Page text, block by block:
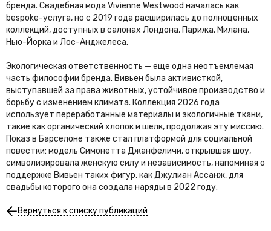
бренда. Свадебная мода Vivienne Westwood началась как
bespoke-услуга, но с 2019 года расширилась до полноценных
коллекций, доступных в салонах Лондона, Парижа, Милана,
Нью-Йорка и Лос-Анджелеса.
Экологическая ответственность — еще одна неотъемлемая
часть философии бренда. Вивьен была активисткой,
выступавшей за права животных, устойчивое производство и
борьбу с изменением климата. Коллекция 2026 года
использует переработанные материалы и экологичные ткани,
такие как органический хлопок и шелк, продолжая эту миссию.
Показ в Барселоне также стал платформой для социальной
повестки: модель Симонетта Джанфеличи, открывшая шоу,
символизировала женскую силу и независимость, напоминая о
поддержке Вивьен таких фигур, как Джулиан Ассанж, для
свадьбы которого она создала наряды в 2022 году.
Вернуться к списку публикаций